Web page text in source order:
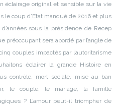
éclairage original et sensible sur la vie
le coup d’Etat manqué de 2016 et plus
sous la présidence de Recep
préoccupant sera abordé par l’angle de
couples impactés par l’autoritarisme
éclairer la grande Histoire en
contrôle, mort sociale, mise au ban
le couple, le mariage, la famille
? L’amour peut-il triompher de